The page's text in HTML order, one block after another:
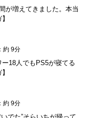
が増えてきました。本当
約 9分
ー18人でもPS5が寝てる
約 9分